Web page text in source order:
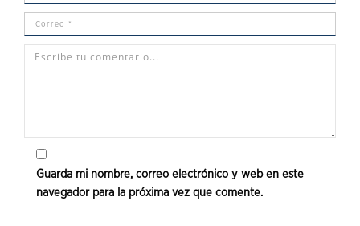
Guarda mi nombre, correo electrónico y web en este
navegador para la próxima vez que comente.